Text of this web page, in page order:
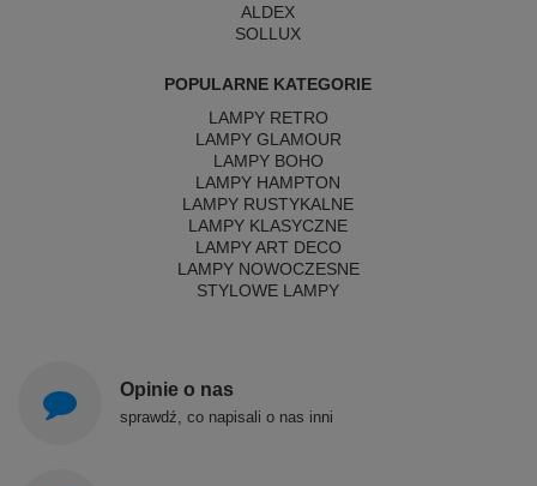
ALDEX
SOLLUX
POPULARNE KATEGORIE
LAMPY RETRO
LAMPY GLAMOUR
LAMPY BOHO
LAMPY HAMPTON
LAMPY RUSTYKALNE
LAMPY KLASYCZNE
LAMPY ART DECO
LAMPY NOWOCZESNE
STYLOWE LAMPY
Opinie o nas
sprawdź, co napisali o nas inni